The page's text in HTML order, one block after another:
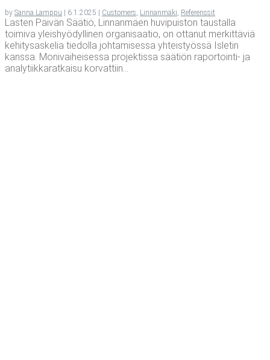
by Sanna Lamppu | 6.1.2025 | Customers, Linnanmäki, Referenssit
Lasten Päivän Säätiö, Linnanmäen huvipuiston taustalla
toimiva yleishyödyllinen organisaatio, on ottanut merkittäviä
kehitysaskelia tiedolla johtamisessa yhteistyössä Isletin
kanssa. Monivaiheisessa projektissa säätiön raportointi- ja
analytiikkaratkaisu korvattiin...